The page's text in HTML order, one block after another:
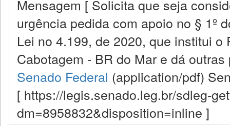
Mensagem [ Solicita que seja
urgência pedida com apoio no § 1º
Lei no 4.199, de 2020, que institui
Cabotagem - BR do Mar e dá
Senado Federal (application/pdf)
[ https://legis.senado.leg.br/sdleg-
dm=8958832&disposition=inline ]